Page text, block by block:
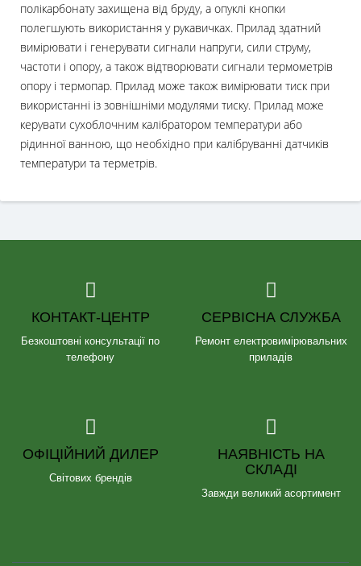
полікарбонату захищена від бруду, а опуклі кнопки
полегшують використання у рукавичках. Прилад здатний
вимірювати і генерувати сигнали напруги, сили струму,
частоти і опору, а також відтворювати сигнали термометрів
опору і термопар. Прилад може також вимірювати тиск при
використанні із зовнішніми модулями тиску. Прилад може
керувати сухоблочним калібратором температури або
рідинної ванною, що необхідно при калібруванні датчиків
температури та терметрів.
КОНТАКТ-ЦЕНТР
Безкоштовні консультації по
телефону
СЕРВІСНА СЛУЖБА
Ремонт електровимірювальних
приладів
ОФІЦІЙНИЙ ДИЛЕР
Світових брендів
НАЯВНІСТЬ НА
СКЛАДІ
Завжди великий асортимент